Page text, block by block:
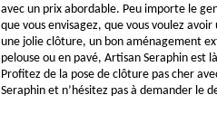
avec un prix abordable. Peu importe le
que vous envisagez, que vous voulez
une jolie clôture, un bon aménagement
pelouse ou en pavé, Artisan Seraphin est
Profitez de la pose de clôture pas cher
Seraphin et n’hésitez pas à demander le